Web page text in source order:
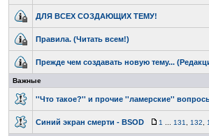
ДЛЯ ВСЕХ СОЗДАЮЩИХ ТЕМУ!
Правила. (Читать всем!)
Прежде чем создавать новую тему...
Важные
''Что такое?'' и прочие ''ламерские''
Синий экран смерти - BSOD 1 131 132